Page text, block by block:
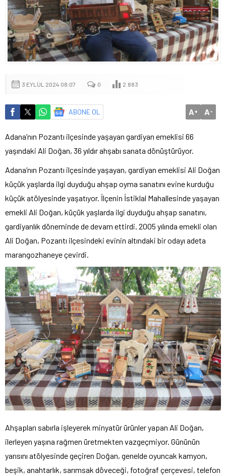
3 EYLÜL 2024 08:07 0 2.883
ABONE OL A+ A-
Adana’nın Pozantı ilçesinde yaşayan gardiyan emeklisi 66
yaşındaki Ali Doğan, 36 yıldır ahşabı sanata dönüştürüyor.
Adana’nın Pozantı ilçesinde yaşayan, gardiyan emeklisi Ali Doğan
küçük yaşlarda ilgi duyduğu ahşap oyma sanatını evine kurduğu
küçük atölyesinde yaşatıyor. İlçenin İstiklal Mahallesinde yaşayan
emekli Ali Doğan, küçük yaşlarda ilgi duyduğu ahşap sanatını,
gardiyanlık döneminde de devam ettirdi. 2005 yılında emekli olan
Ali Doğan, Pozantı ilçesindeki evinin altındaki bir odayı adeta
marangozhaneye çevirdi.
Ahşapları sabırla işleyerek minyatür ürünler yapan Ali Doğan,
ilerleyen yaşına rağmen üretmekten vazgeçmiyor. Gününün
yarısını atölyesinde geçiren Doğan, genelde oyuncak kamyon,
beşik, anahtarlık, sarımsak döveceği, fotoğraf çerçevesi, telefon